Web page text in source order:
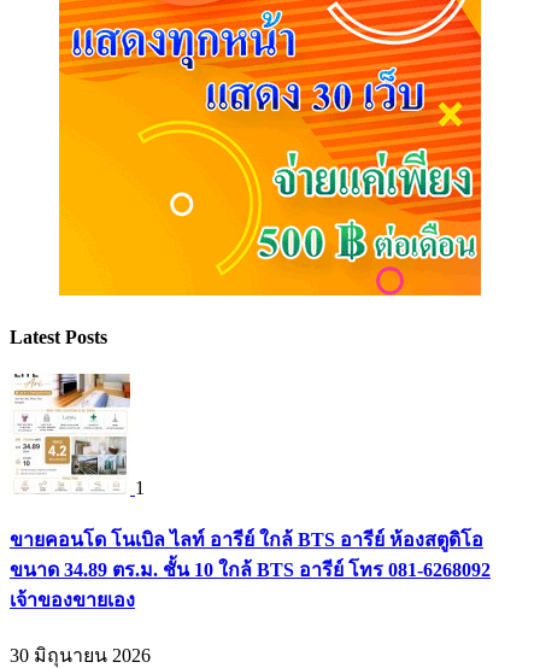
Latest Posts
1
ขายคอนโด โนเบิล ไลท์ อารีย์ ใกล้ BTS อารีย์ ห้องสตูดิโอ
ขนาด 34.89 ตร.ม. ชั้น 10 ใกล้ BTS อารีย์ โทร 081-6268092
เจ้าของขายเอง
30 มิถุนายน 2026